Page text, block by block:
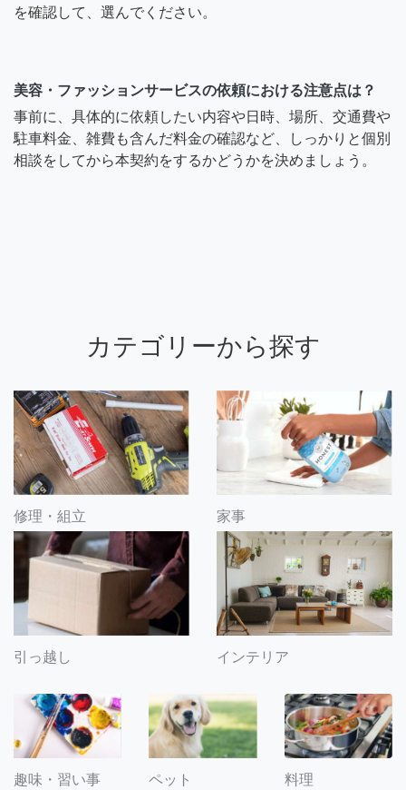
を確認して、選んでください。
美容・ファッションサービスの依頼における注意点は？
事前に、具体的に依頼したい内容や日時、場所、交通費や
駐車料金、雑費も含んだ料金の確認など、しっかりと個別
相談をしてから本契約をするかどうかを決めましょう。
カテゴリーから探す
修理・組立 家事
引っ越し インテリア
趣味・習い事 ペット 料理